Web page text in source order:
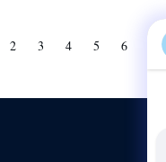
2 3 4 5 6